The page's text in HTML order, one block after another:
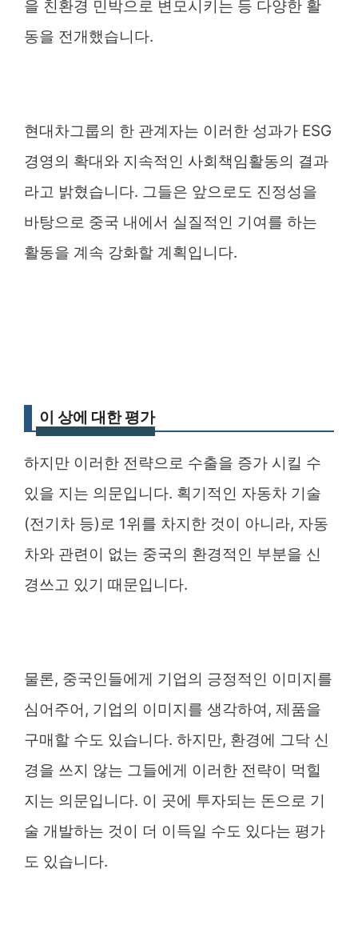
을 친환경 민박으로 변모시키는 등 다양한 활
동을 전개했습니다.
현대차그룹의 한 관계자는 이러한 성과가 ESG
경영의 확대와 지속적인 사회책임활동의 결과
라고 밝혔습니다. 그들은 앞으로도 진정성을
바탕으로 중국 내에서 실질적인 기여를 하는
활동을 계속 강화할 계획입니다.
이 상에 대한 평가
하지만 이러한 전략으로 수출을 증가 시킬 수
있을 지는 의문입니다. 획기적인 자동차 기술
(전기차 등)로 1위를 차지한 것이 아니라, 자동
차와 관련이 없는 중국의 환경적인 부분을 신
경쓰고 있기 때문입니다.
물론, 중국인들에게 기업의 긍정적인 이미지를
심어주어, 기업의 이미지를 생각하여, 제품을
구매할 수도 있습니다. 하지만, 환경에 그닥 신
경을 쓰지 않는 그들에게 이러한 전략이 먹힐
지는 의문입니다. 이 곳에 투자되는 돈으로 기
술 개발하는 것이 더 이득일 수도 있다는 평가
도 있습니다.